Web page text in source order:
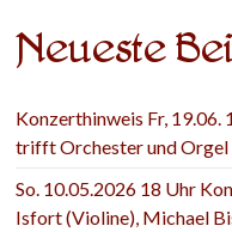
Neueste
Konzerthinweis Fr, 19.06.
trifft Orchester und Orgel
So. 10.05.2026 18 Uhr
Isfort (Violine), Michael